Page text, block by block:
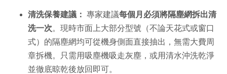
清洗保養建議： 專家建議每個月必須將隔塵網拆出清
洗一次。現時市面上大部分型號（不論天花式或窗口
式）的隔塵網均可從機身側面直接抽出，無需大費周
章拆機。只需用吸塵機吸走灰塵，或用清水沖洗乾淨
並徹底晾乾後放回即可。